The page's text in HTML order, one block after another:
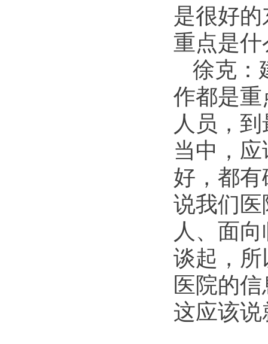
是很好
重点是
徐克：
作都是
人员，
当中，
好，都
说我们
人、面
谈起，
医院的
这应该